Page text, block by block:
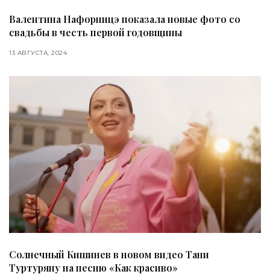
Валентина Нафорницэ показала новые фото со
свадьбы в честь первой годовщины
13 АВГУСТА, 2024
Солнечный Кишинев в новом видео Тани
Туртуряну на песню «Как красиво»